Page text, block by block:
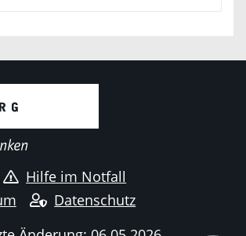
Hilfe im Notfall
Datenschutz